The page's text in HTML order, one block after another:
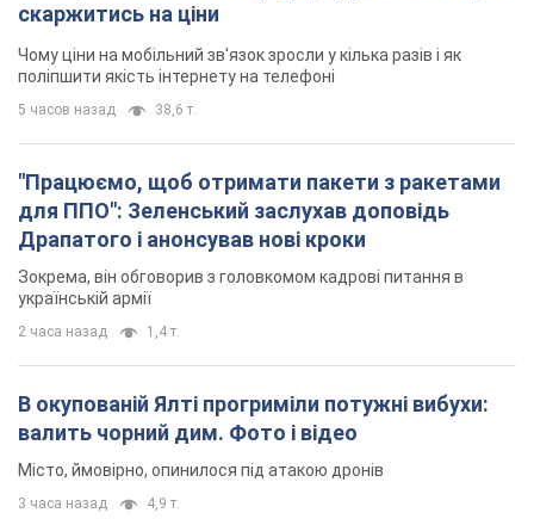
скаржитись на ціни
Чому ціни на мобільний зв'язок зросли у кілька разів і як
поліпшити якість інтернету на телефоні
5 часов назад 38,6 т.
"Працюємо, щоб отримати пакети з ракетами
для ППО": Зеленський заслухав доповідь
Драпатого і анонсував нові кроки
Зокрема, він обговорив з головкомом кадрові питання в
українській армії
2 часа назад 1,4 т.
В окупованій Ялті прогриміли потужні вибухи:
валить чорний дим. Фото і відео
Місто, ймовірно, опинилося під атакою дронів
3 часа назад 4,9 т.